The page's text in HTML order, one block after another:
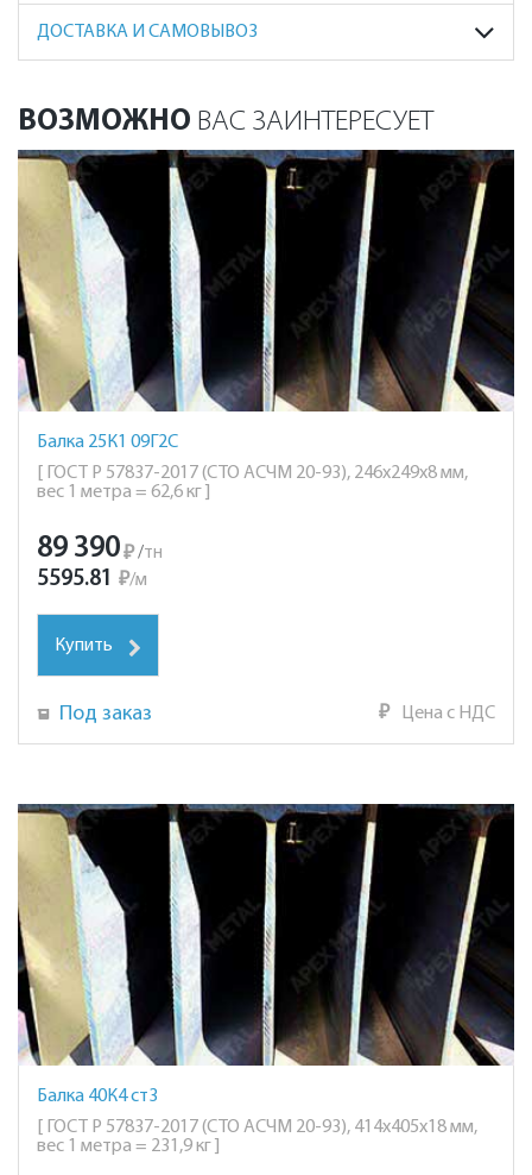
ДОСТАВКА И САМОВЫВОЗ
ВОЗМОЖНО ВАС ЗАИНТЕРЕСУЕТ
Балка 25К1 09Г2С
[ ГОСТ Р 57837-2017 (СТО АСЧМ 20-93), 246х249х8 мм,
вес 1 метра = 62,6 кг ]
89 390₽ /тн
5595.81 ₽/м
Купить
Под заказ ₽ Цена с НДС
Балка 40К4 ст3
[ ГОСТ Р 57837-2017 (СТО АСЧМ 20-93), 414х405х18 мм,
вес 1 метра = 231,9 кг ]